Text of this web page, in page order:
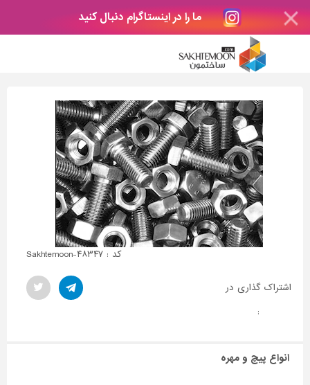
ما را در اینستاگرام دنبال کنید
کد : Sakhtemoon-۴۸۳۴۷
اشتراک گذاری در
:
انواع پیچ و مهره